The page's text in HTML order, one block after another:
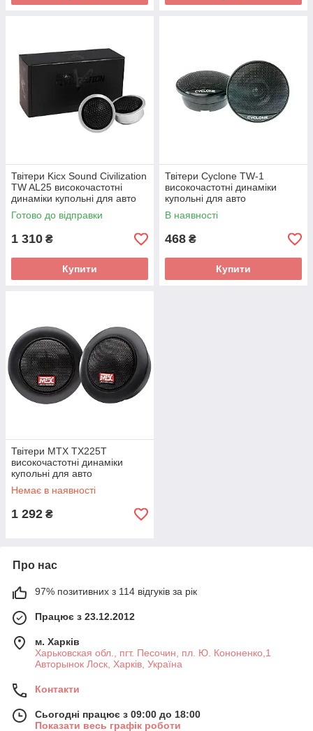
Твітери Kicx Sound Civilization
TW AL25 високочастотні
динаміки купольні для авто
Готово до відправки
1 310 ₴
Купити
Твітери Cyclone TW-1
високочастотні динаміки
купольні для авто
В наявності
468 ₴
Купити
Твітери MTX TX225T
високочастотні динаміки
купольні для авто
Немає в наявності
1 292 ₴
Про нас
97% позитивних з 114 відгуків за рік
Працює з 23.12.2012
м. Харків
Харьковская обл., пгт. Песочин, пл. Ю. Кононенко,1
Авторынок Лоск, Харків, Україна
Контакти
Сьогодні працює з 09:00 до 18:00
Показати весь графік роботи